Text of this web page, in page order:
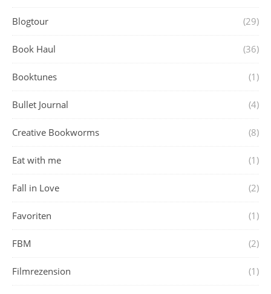
Blogtour (29)
Book Haul (36)
Booktunes (1)
Bullet Journal (4)
Creative Bookworms (8)
Eat with me (1)
Fall in Love (2)
Favoriten (1)
FBM (2)
Filmrezension (1)